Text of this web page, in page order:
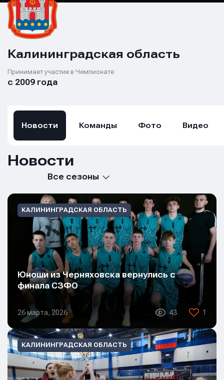
Калининградская область
Принимает участие в Чемпионате
с 2009 года
Новости Команды Фото Видео
Новости
Все сезоны
КАЛИНИНГРАДСКАЯ ОБЛАСТЬ
Юноши из Черняховска вернулись с
финала СЗФО
26 марта, 2026 43 1
КАЛИНИНГРАДСКАЯ ОБЛАСТЬ